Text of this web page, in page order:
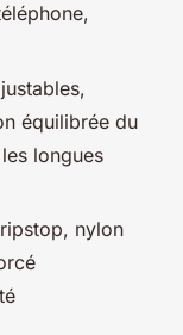
équilibrée du
longues
nylon